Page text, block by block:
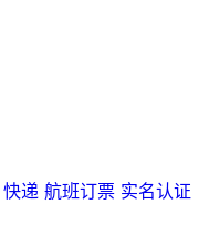
快递 航班订票 实名认证